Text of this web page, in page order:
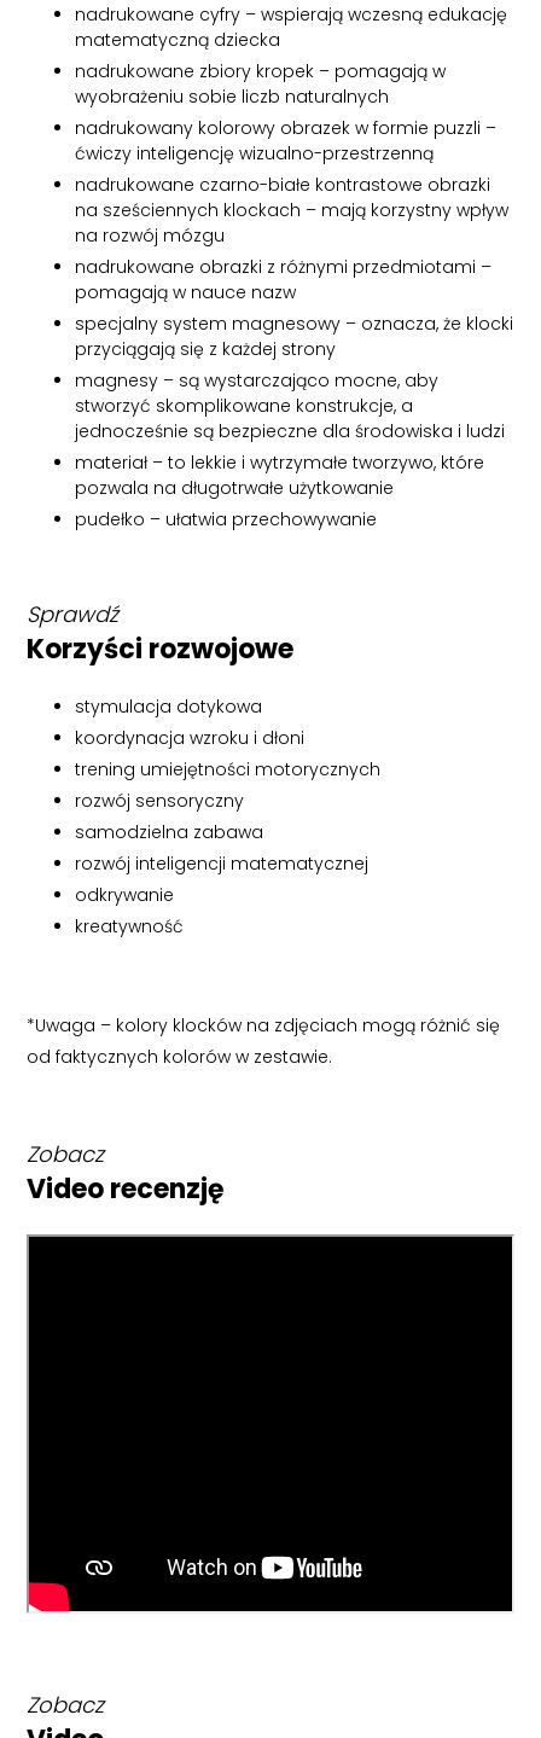
nadrukowane cyfry – wspierają wczesną edukację
matematyczną dziecka
nadrukowane zbiory kropek – pomagają w
wyobrażeniu sobie liczb naturalnych
nadrukowany kolorowy obrazek w formie puzzli –
ćwiczy inteligencję wizualno-przestrzenną
nadrukowane czarno-białe kontrastowe obrazki
na sześciennych klockach – mają korzystny wpływ
na rozwój mózgu
nadrukowane obrazki z różnymi przedmiotami –
pomagają w nauce nazw
specjalny system magnesowy – oznacza, że klocki
przyciągają się z każdej strony
magnesy – są wystarczająco mocne, aby
stworzyć skomplikowane konstrukcje, a
jednocześnie są bezpieczne dla środowiska i ludzi
materiał – to lekkie i wytrzymałe tworzywo, które
pozwala na długotrwałe użytkowanie
pudełko – ułatwia przechowywanie
Sprawdź
Korzyści rozwojowe
stymulacja dotykowa
koordynacja wzroku i dłoni
trening umiejętności motorycznych
rozwój sensoryczny
samodzielna zabawa
rozwój inteligencji matematycznej
odkrywanie
kreatywność
*Uwaga – kolory klocków na zdjęciach mogą różnić się
od faktycznych kolorów w zestawie.
Zobacz
Video recenzję
Zobacz